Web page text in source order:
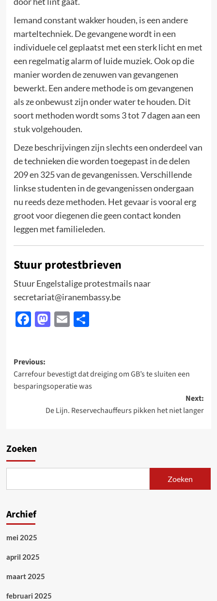
Iemand constant wakker houden, is een andere
marteltechniek. De gevangene wordt in een
individuele cel geplaatst met een sterk licht en met
een regelmatig alarm of luide muziek. Ook op die
manier worden de zenuwen van gevangenen
bewerkt. Een andere methode is om gevangenen
als ze onbewust zijn onder water te houden. Dit
soort methoden wordt soms 3 tot 7 dagen aan een
stuk volgehouden.
Deze beschrijvingen zijn slechts een onderdeel van
de technieken die worden toegepast in de delen
209 en 325 van de gevangenissen. Verschillende
linkse studenten in de gevangenissen ondergaan
nu reeds deze methoden. Het gevaar is vooral erg
groot voor diegenen die geen contact konden
leggen met familieleden.
Stuur protestbrieven
Stuur Engelstalige protestmails naar
secretariat@iranembassy.be
Facebook
Mastodon
EmailDelen
Post
navigation
Previous:
Carrefour bevestigt dat dreiging om GB’s te sluiten een
besparingsoperatie was
Next:
De Lijn. Reservechauffeurs pikken het niet langer
Zoeken
Zoeken
Archief
mei 2025
april 2025
maart 2025
februari 2025